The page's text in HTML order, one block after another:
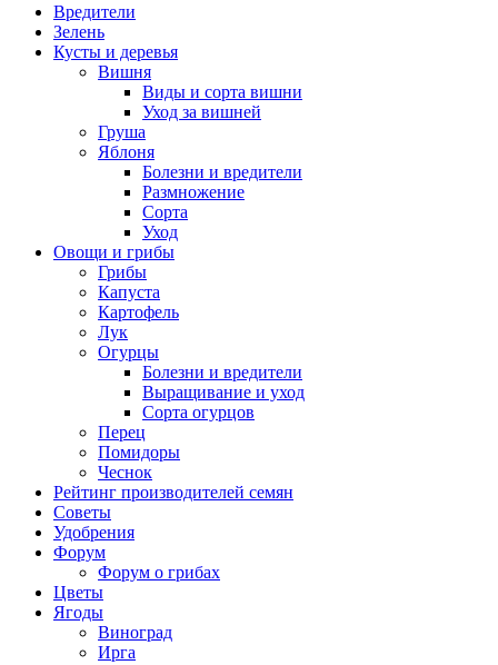
Вредители
Зелень
Кусты и деревья
Вишня
Виды и сорта вишни
Уход за вишней
Груша
Яблоня
Болезни и вредители
Размножение
Сорта
Уход
Овощи и грибы
Грибы
Капуста
Картофель
Лук
Огурцы
Болезни и вредители
Выращивание и уход
Сорта огурцов
Перец
Помидоры
Чеснок
Рейтинг производителей семян
Советы
Удобрения
Форум
Форум о грибах
Цветы
Ягоды
Виноград
Ирга